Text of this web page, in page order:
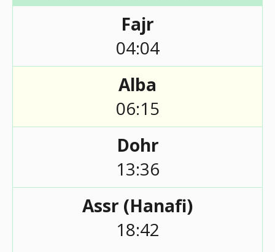
Fajr
04:04
Alba
06:15
Dohr
13:36
Assr (Hanafi)
18:42